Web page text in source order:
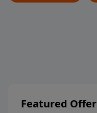
Featured Offer